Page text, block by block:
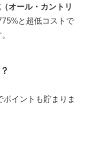
オール・カントリ
と超低コストで
イントも貯まりま